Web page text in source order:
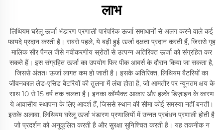
लाभ
लिथियम घरेलू ऊर्जा भंडारण प्रणाली पारंपरिक ऊर्जा समाधानों से अलग करने वाले कई
फायदे प्रदान करती है। सबसे पहले, ये बढ़ी हुई ऊर्जा दक्षता प्रदान करती हैं, जिससे गृह
मालिक सौर पैनल जैसे नवीकरणीय स्रोतों से उत्पन्न अतिरिक्त ऊर्जा को संग्रहित कर
सकते हैं। इस संग्रहित ऊर्जा का उपयोग फिर पीक आवर्स के दौरान किया जा सकता है,
जिससे अंततः ऊर्जा लागत कम हो जाती है। इसके अतिरिक्त, लिथियम बैटरियों का
जीवनकाल लेड-एसिड बैटरियों की तुलना में लंबा होता है, जो आमतौर पर न्यूनतम क्षय के
साथ 10 से 15 वर्ष तक चलता है। इनका कॉम्पैक्ट आकार और हल्के डिज़ाइन के कारण
ये आवासीय स्थापना के लिए आदर्श हैं, जिससे स्थान की सीमा कोई समस्या नहीं बनती।
इसके अलावा, लिथियम घरेलू ऊर्जा भंडारण प्रणालियों में उन्नत प्रबंधन प्रणाली होती है
जो प्रदर्शन को अनुकूलित करती है और सुरक्षा सुनिश्चित करती है। यह तकनीक न